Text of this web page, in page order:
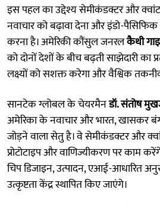
इस पहल का उद्देश्य सेमीकंडक्टर और
नवाचार को बढ़ावा देना और इंडो-पैसिफिक
करना है। अमेरिकी कौंसुल जनरलकैथी
को दोनों देशों के बीच बढ़ती साझेदारी का
लक्ष्यों को सशक्त करेगा और वैश्विक
सानटेक ग्लोबल के चेयरमैनडॉ. संतोष
अमेरिका के नवाचार और भारत, खासकर
जोड़ने वाला सेतु है। वे सेमीकंडक्टर और
प्रोटोटाइप और वाणिज्यीकरण पर काम
चिप डिजाइन, उत्पादन, एआई-आधारित
उत्कृष्टता केंद्र स्थापित किए जाएंगे।